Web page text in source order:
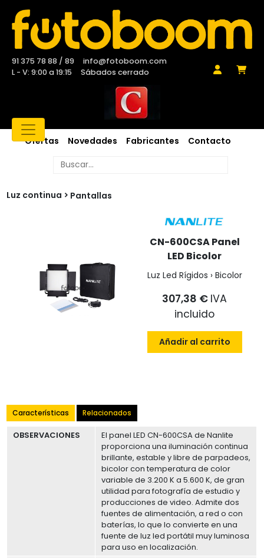
91 375 78 88 / 89
info@fotoboom.com
L - V: 9:00 a 19:15
Sábados cerrado
Ofertas Novedades Fabricantes Contacto
Luz continua Pantallas
CN-600CSA Panel
LED Bicolor
Luz Led Rígidos › Bicolor
307,38 € IVA
incluido
Añadir al carrito
Características Relacionados
OBSERVACIONES
El panel LED CN-600CSA de Nanlite
proporciona una iluminación continua
brillante, estable y libre de parpadeos,
bicolor con temperatura de color
variable de 3.200 K a 5.600 K, de gran
utilidad para fotografía de estudio y
producciones de video. Admite dos
fuentes de alimentación, a red o con
baterías, lo que lo convierte en una
fuente de luz led portátil muy luminosa
para uso en localización.